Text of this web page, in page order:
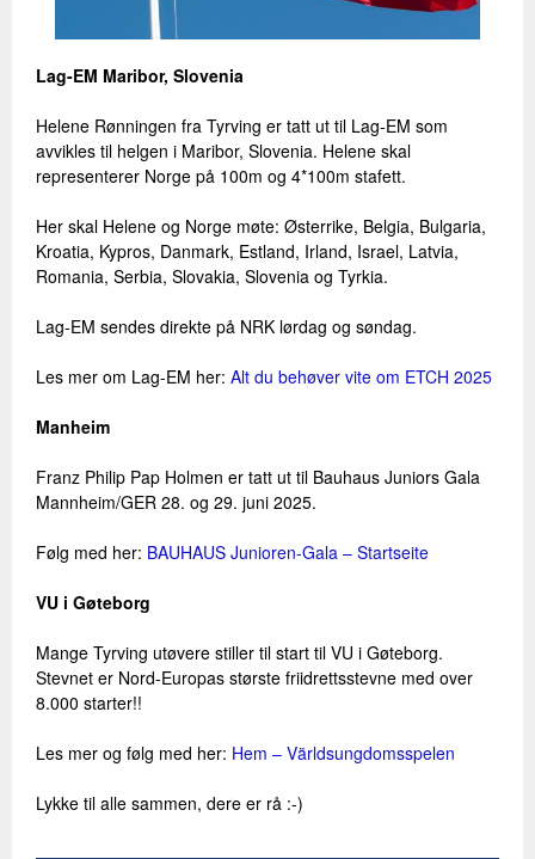
Lag-EM Maribor, Slovenia
Helene Rønningen fra Tyrving er tatt ut til Lag-EM som
avvikles til helgen i Maribor, Slovenia. Helene skal
representerer Norge på 100m og 4*100m stafett.
Her skal Helene og Norge møte: Østerrike, Belgia, Bulgaria,
Kroatia, Kypros, Danmark, Estland, Irland, Israel, Latvia,
Romania, Serbia, Slovakia, Slovenia og Tyrkia.
Lag-EM sendes direkte på NRK lørdag og søndag.
Les mer om Lag-EM her: Alt du behøver vite om ETCH 2025
Manheim
Franz Philip Pap Holmen er tatt ut til Bauhaus Juniors Gala
Mannheim/GER 28. og 29. juni 2025.
Følg med her: BAUHAUS Junioren-Gala – Startseite
VU i Gøteborg
Mange Tyrving utøvere stiller til start til VU i Gøteborg.
Stevnet er Nord-Europas største friidrettsstevne med over
8.000 starter!!
Les mer og følg med her: Hem – Världsungdomsspelen
Lykke til alle sammen, dere er rå :-)